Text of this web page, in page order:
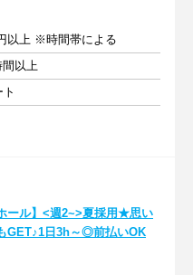
以上 ※時間帯による
間以上
ール】<週2~>夏採用★思い
GET♪1日3h～◎前払いOK